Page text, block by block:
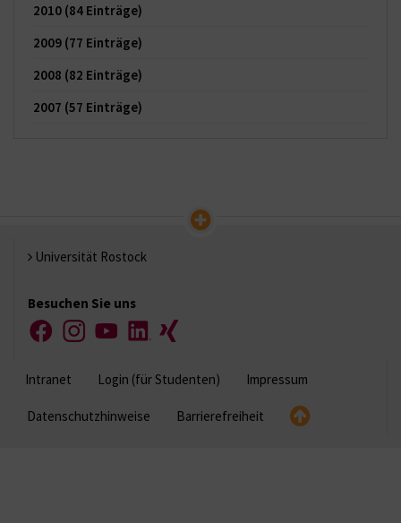
2010 (84 Einträge)
2009 (77 Einträge)
2008 (82 Einträge)
2007 (57 Einträge)
Universität Rostock
Besuchen Sie uns
FacebookInstagramYouTubeLinkedIn
Xing
Intranet Login (für Studenten) Impressum
Datenschutzhinweise Barrierefreiheit